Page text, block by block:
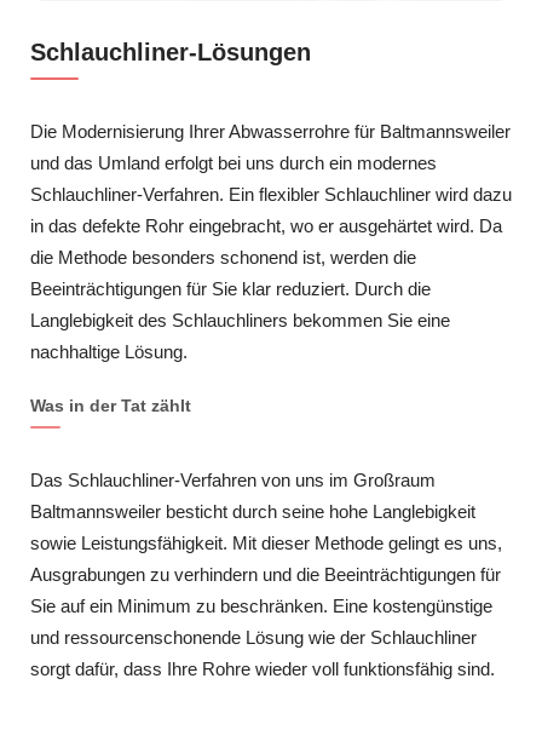
Schlauchliner-Lösungen
Die Modernisierung Ihrer Abwasserrohre für Baltmannsweiler
und das Umland erfolgt bei uns durch ein modernes
Schlauchliner-Verfahren. Ein flexibler Schlauchliner wird dazu
in das defekte Rohr eingebracht, wo er ausgehärtet wird. Da
die Methode besonders schonend ist, werden die
Beeinträchtigungen für Sie klar reduziert. Durch die
Langlebigkeit des Schlauchliners bekommen Sie eine
nachhaltige Lösung.
Was in der Tat zählt
Das Schlauchliner-Verfahren von uns im Großraum
Baltmannsweiler besticht durch seine hohe Langlebigkeit
sowie Leistungsfähigkeit. Mit dieser Methode gelingt es uns,
Ausgrabungen zu verhindern und die Beeinträchtigungen für
Sie auf ein Minimum zu beschränken. Eine kostengünstige
und ressourcenschonende Lösung wie der Schlauchliner
sorgt dafür, dass Ihre Rohre wieder voll funktionsfähig sind.